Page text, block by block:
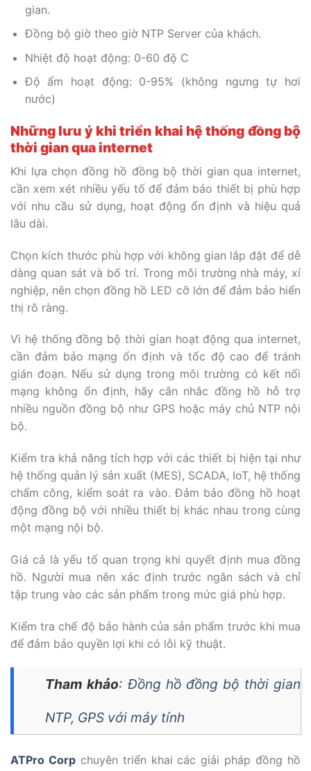
gian.
Đồng bộ giờ theo giờ NTP Server của khách.
Nhiệt độ hoạt động: 0-60 độ C
Độ ẩm hoạt động: 0-95% (không ngưng tự hơi
nước)
Những lưu ý khi triển khai hệ thống đồng bộ
thời gian qua internet
Khi lựa chọn đồng hồ đồng bộ thời gian qua internet,
cần xem xét nhiều yếu tố để đảm bảo thiết bị phù hợp
với nhu cầu sử dụng, hoạt động ổn định và hiệu quả
lâu dài.
Chọn kích thước phù hợp với không gian lắp đặt để dễ
dàng quan sát và bố trí. Trong môi trường nhà máy, xí
nghiệp, nên chọn đồng hồ LED cỡ lớn để đảm bảo hiển
thị rõ ràng.
Vì hệ thống đồng bộ thời gian hoạt động qua internet,
cần đảm bảo mạng ổn định và tốc độ cao để tránh
gián đoạn. Nếu sử dụng trong môi trường có kết nối
mạng không ổn định, hãy cân nhắc đồng hồ hỗ trợ
nhiều nguồn đồng bộ như GPS hoặc máy chủ NTP nội
bộ.
Kiểm tra khả năng tích hợp với các thiết bị hiện tại như
hệ thống quản lý sản xuất (MES), SCADA, IoT, hệ thống
chấm công, kiểm soát ra vào. Đảm bảo đồng hồ hoạt
động đồng bộ với nhiều thiết bị khác nhau trong cùng
một mạng nội bộ.
Giá cả là yếu tố quan trọng khi quyết định mua đồng
hồ. Người mua nên xác định trước ngân sách và chỉ
tập trung vào các sản phẩm trong mức giá phù hợp.
Kiểm tra chế độ bảo hành của sản phẩm trước khi mua
để đảm bảo quyền lợi khi có lỗi kỹ thuật.
Tham khảo: Đồng hồ đồng bộ thời gian
NTP, GPS với máy tính
ATPro Corpchuyên triển khai các giải pháp đồng hồ